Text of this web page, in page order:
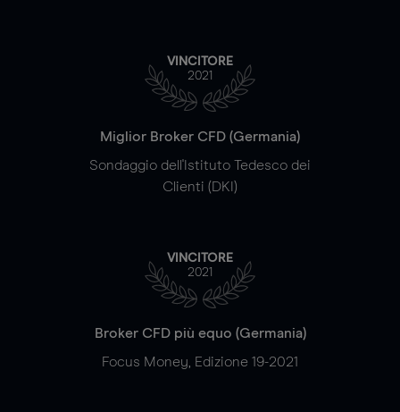
VINCITORE
2021
Miglior Broker CFD (Germania)
Sondaggio dell'Istituto Tedesco dei
Clienti (DKI)
VINCITORE
2021
Broker CFD più equo (Germania)
Focus Money, Edizione 19-2021